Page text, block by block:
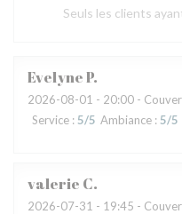
EvelyneP
2026-08-01 - 20:00 -
Service : 5/5 Ambiance : 5/5
valerie C
2026-07-31 - 19:45 -
Seuls les clients